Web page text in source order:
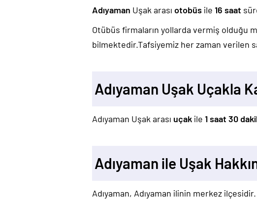
Adıyaman Uşak arası otobüs ile 16 saat
Otübüs firmaların yollarda vermiş olduğu
bilmektedir.Tafsiyemiz her zaman verilen
Adıyaman Uşak Uçakla
Adıyaman Uşak arası uçak ile 1 saat 30
Adıyaman ile Uşak
Adıyaman, Adıyaman ilinin merkez